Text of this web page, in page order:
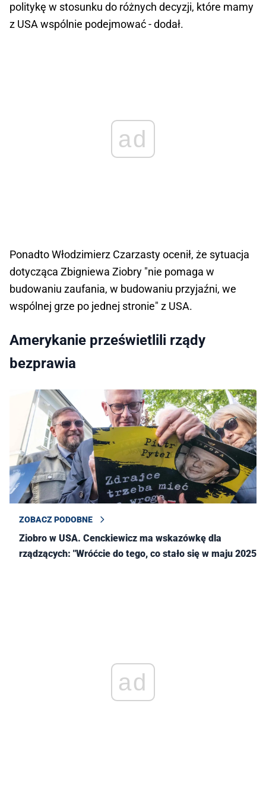
politykę w stosunku do różnych decyzji, które mamy
z USA wspólnie podejmować - dodał.
ad
Ponadto Włodzimierz Czarzasty ocenił, że sytuacja
dotycząca Zbigniewa Ziobry "nie pomaga w
budowaniu zaufania, w budowaniu przyjaźni, we
wspólnej grze po jednej stronie" z USA.
Amerykanie prześwietlili rządy
bezprawia
ZOBACZ PODOBNE
Ziobro w USA. Cenckiewicz ma wskazówkę dla
rządzących: "Wróćcie do tego, co stało się w maju 2025"
ad